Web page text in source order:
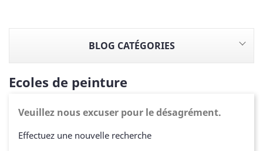
BLOG CATÉGORIES
Ecoles de peinture
Veuillez nous excuser pour le désagrément.
Effectuez une nouvelle recherche